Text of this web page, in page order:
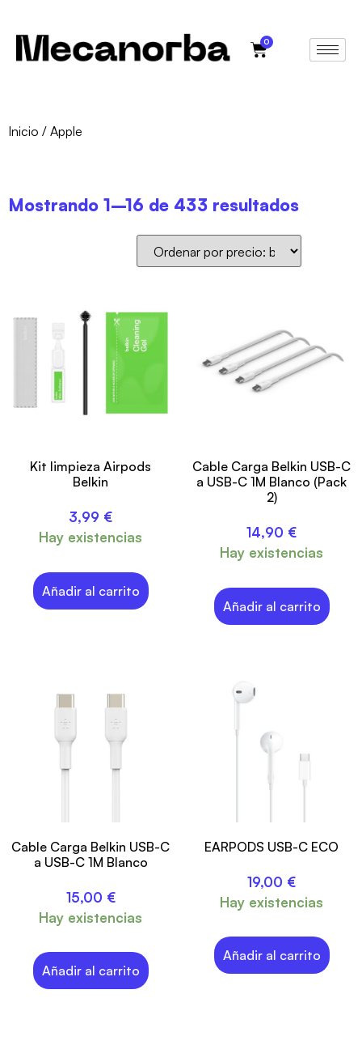
0
Inicio / Apple
Mostrando 1–16 de 433 resultados
Kit limpieza Airpods
Belkin
3,99 €
Hay existencias
Añadir al carrito
Cable Carga Belkin USB-C
a USB-C 1M Blanco (Pack
2)
14,90 €
Hay existencias
Añadir al carrito
Cable Carga Belkin USB-C
a USB-C 1M Blanco
15,00 €
Hay existencias
Añadir al carrito
EARPODS USB-C ECO
19,00 €
Hay existencias
Añadir al carrito